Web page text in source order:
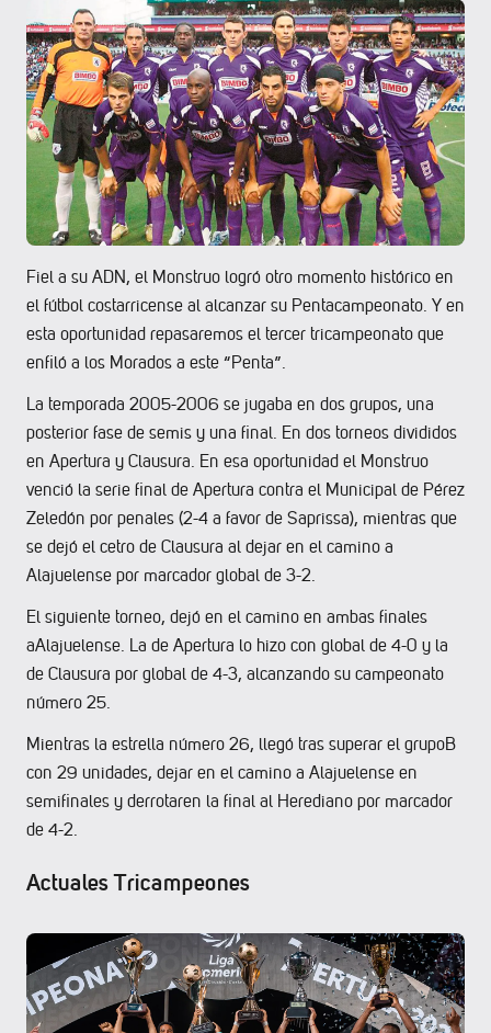
Fiel a su ADN, el Monstruo logró otro momento histórico en
el fútbol costarricense al alcanzar su Pentacampeonato. Y en
esta oportunidad repasaremos el tercer tricampeonato que
enfiló a los Morados a este “Penta”.
La temporada 2005-2006 se jugaba en dos grupos, una
posterior fase de semis y una final. En dos torneos divididos
en Apertura y Clausura. En esa oportunidad el Monstruo
venció la serie final de Apertura contra el Municipal de Pérez
Zeledón por penales (2-4 a favor de Saprissa), mientras que
se dejó el cetro de Clausura al dejar en el camino a
Alajuelense por marcador global de 3-2.
El siguiente torneo, dejó en el camino en ambas finales
aAlajuelense. La de Apertura lo hizo con global de 4-0 y la
de Clausura por global de 4-3, alcanzando su campeonato
número 25.
Mientras la estrella número 26, llegó tras superar el grupoB
con 29 unidades, dejar en el camino a Alajuelense en
semifinales y derrotaren la final al Herediano por marcador
de 4-2.
Actuales Tricampeones